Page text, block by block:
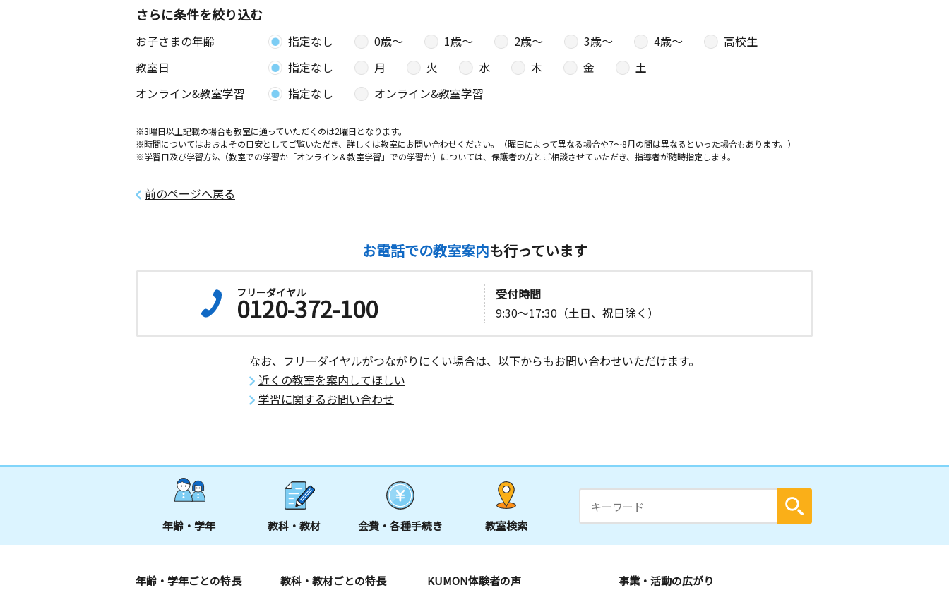
さらに条件を絞り込む
お子さまの年齢 指定なし 0歳〜 1歳〜 2歳〜 3歳〜 4歳〜
高校生
教室日
指定なし 月 火 水 木 金
土
オンライン&教室学習
指定なし オンライン&教室学習
※3曜日以上記載の場合も教室に通っていただくのは2曜日となります。
※時間についてはおおよその目安としてご覧いただき、詳しくは教室にお問い合わせください。（曜日によって異なる場合や7～8月の間は異なるといった場合もあります。）
※学習日及び学習方法（教室での学習か「オンライン＆教室学習」での学習か）については、保護者の方とご相談させていただき、指導者が随時指定します。
前のページへ戻る
お電話での教室案内も行っています
フリーダイヤル
0120-372-100
受付時間
9:30～17:30（土日、祝日除く）
なお、フリーダイヤルがつながりにくい場合は、以下からもお問い合わせいただけます。
近くの教室を案内してほしい
学習に関するお問い合わせ
年齢・学年 教科・教材 会費・ 各種手続き 教室検索
年齢・学年ごとの特長 教科・教材ごとの特長 KUMON体験者の声 事業・活動の広がり